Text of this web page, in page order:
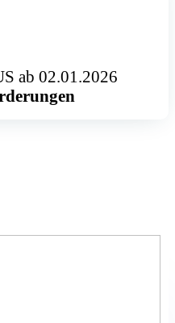
ab 02.01.2026